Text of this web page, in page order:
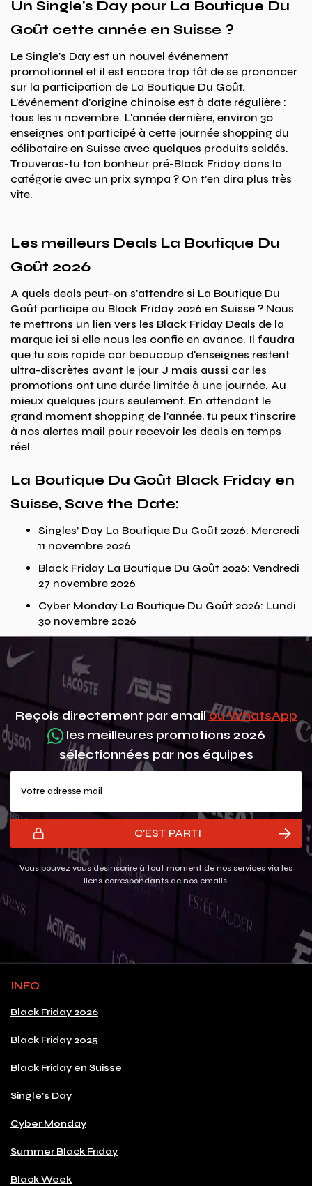
Un Single's Day pour La Boutique Du
Goût cette année en Suisse ?
Le Single's Day est un nouvel événement
promotionnel et il est encore trop tôt de se prononcer
sur la participation de La Boutique Du Goût.
L'événement d'origine chinoise est à date régulière :
tous les 11 novembre. L'année dernière, environ 30
enseignes ont participé à cette journée shopping du
célibataire en Suisse avec quelques produits soldés.
Trouveras-tu ton bonheur pré-Black Friday dans la
catégorie avec un prix sympa ? On t'en dira plus très
vite.
Les meilleurs Deals La Boutique Du
Goût 2026
A quels deals peut-on s'attendre si La Boutique Du
Goût participe au Black Friday 2026 en Suisse ? Nous
te mettrons un lien vers les Black Friday Deals de la
marque ici si elle nous les confie en avance. Il faudra
que tu sois rapide car beaucoup d'enseignes restent
ultra-discrètes avant le jour J mais aussi car les
promotions ont une durée limitée à une journée. Au
mieux quelques jours seulement. En attendant le
grand moment shopping de l'année, tu peux t'inscrire
à nos alertes mail pour recevoir les deals en temps
réel.
La Boutique Du Goût Black Friday en
Suisse, Save the Date:
Singles’ Day La Boutique Du Goût 2026: Mercredi
11 novembre 2026
Black Friday La Boutique Du Goût 2026: Vendredi
27 novembre 2026
Cyber Monday La Boutique Du Goût 2026: Lundi
30 novembre 2026
Reçois directement par emailou WhatsApp
les meilleures promotions 2026
sélectionnées par nos équipes
C'EST PARTI
Vous pouvez vous désinscrire à tout moment de nos services via les
liens correspondants de nos emails.
INFO
Black Friday 2026
Black Friday 2025
Black Friday en Suisse
Single's Day
Cyber Monday
Summer Black Friday
Black Week